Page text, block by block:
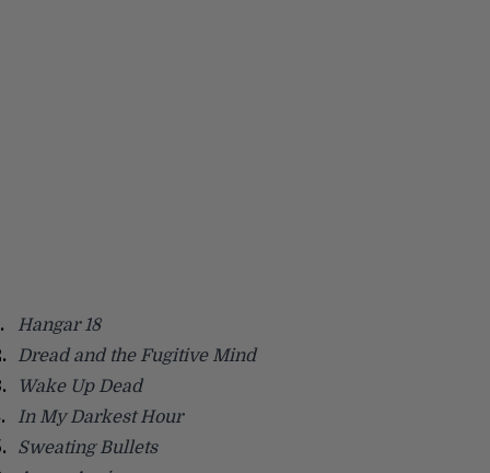
Hangar 18
Dread and the Fugitive Mind
Wake Up Dead
In My Darkest Hour
Sweating Bullets